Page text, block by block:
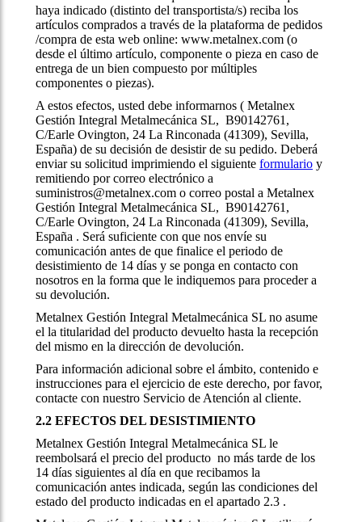
haya indicado (distinto del transportista/s) reciba los
artículos comprados a través de la plataforma de pedidos
/compra de esta web online: www.metalnex.com (o
desde el último artículo, componente o pieza en caso de
entrega de un bien compuesto por múltiples
componentes o piezas).
A estos efectos, usted debe informarnos ( Metalnex
Gestión Integral Metalmecánica SL, B90142761,
C/Earle Ovington, 24 La Rinconada (41309), Sevilla,
España) de su decisión de desistir de su pedido. Deberá
enviar su solicitud imprimiendo el siguiente formulario y
remitiendo por correo electrónico a
suministros@metalnex.com o correo postal a Metalnex
Gestión Integral Metalmecánica SL, B90142761,
C/Earle Ovington, 24 La Rinconada (41309), Sevilla,
España . Será suficiente con que nos envíe su
comunicación antes de que finalice el periodo de
desistimiento de 14 días y se ponga en contacto con
nosotros en la forma que le indiquemos para proceder a
su devolución.
Metalnex Gestión Integral Metalmecánica SL no asume
el la titularidad del producto devuelto hasta la recepción
del mismo en la dirección de devolución.
Para información adicional sobre el ámbito, contenido e
instrucciones para el ejercicio de este derecho, por favor,
contacte con nuestro Servicio de Atención al cliente.
2.2 EFECTOS DEL DESISTIMIENTO
Metalnex Gestión Integral Metalmecánica SL le
reembolsará el precio del producto no más tarde de los
14 días siguientes al día en que recibamos la
comunicación antes indicada, según las condiciones del
estado del producto indicadas en el apartado 2.3 .